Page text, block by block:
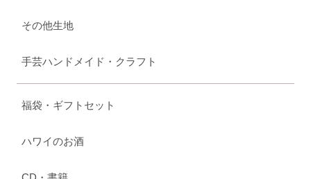
その他生地
手芸ハンドメイド・クラフト
福袋・ギフトセット
ハワイのお酒